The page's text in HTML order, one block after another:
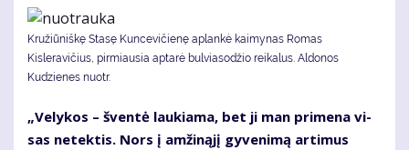
Kružiūniškę Stasę Kuncevičienę aplankė kaimynas Romas
Kisleravičius, pirmiausia aptarė bulviasodžio reikalus. Aldonos
Kudzienes nuotr.
„Ve­ly­kos – šven­tė lau­kia­ma, bet ji man pri­me­na vi­
sas ne­tek­tis. Nors į am­ži­ną­jį gy­ve­ni­mą ar­ti­mus